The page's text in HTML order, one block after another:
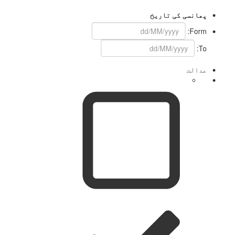
پھانسی کی تاریخ
Form:
عدالت